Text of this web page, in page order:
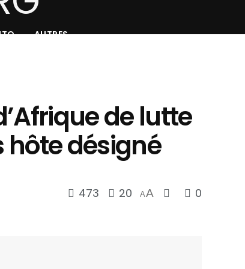
AUTRES
de lutte
hôte désigné
473 20 AA 0